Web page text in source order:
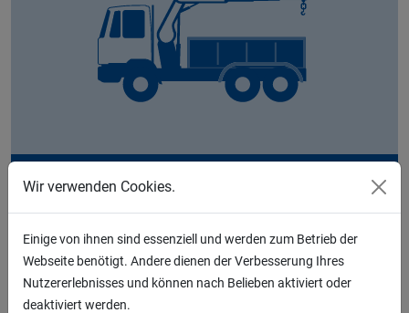
3-Achs-Kipper-Fahrzeug mit Ladekran
8800 x 2550 x 3600,
zulässiges Gesamtgewicht: 26 Tonnen
Wir verwenden Cookies.
Einige von ihnen sind essenziell und werden zum Betrieb der
Webseite benötigt. Andere dienen der Verbesserung Ihres
Nutzererlebnisses und können nach Belieben aktiviert oder
deaktiviert werden.